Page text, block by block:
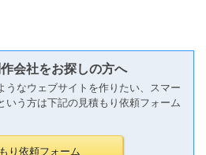
会社をお探しの方へ
うなウェブサイトを作りたい、スマー
いう方は下記の見積もり依頼フォーム